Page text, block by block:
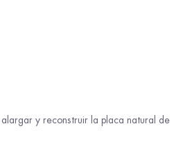
y reconstruir la placa natural de